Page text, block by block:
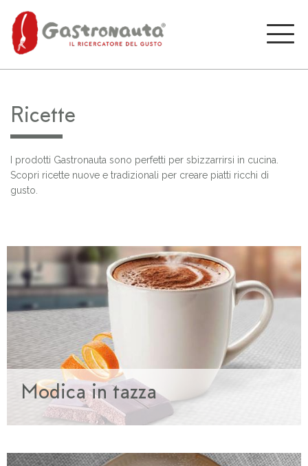
Ricette
I prodotti Gastronauta sono perfetti per sbizzarrirsi in cucina.
Scopri ricette nuove e tradizionali per creare piatti ricchi di
gusto.
Modica in tazza